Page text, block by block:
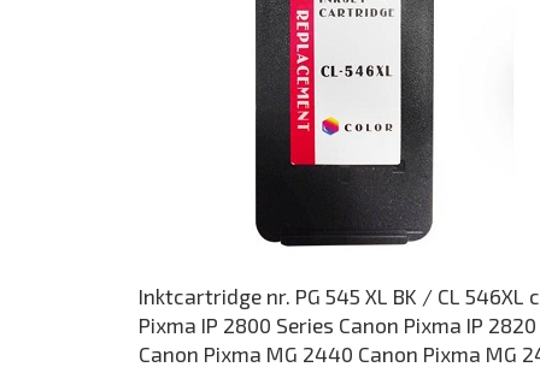
Inktcartridge nr. PG 545 XL BK / CL
Pixma IP 2800 Series Canon Pixma IP
Canon Pixma MG 2440 Canon Pixma MG